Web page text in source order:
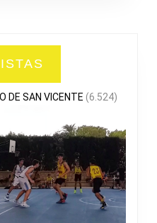
DE SAN VICENTE (6.524)